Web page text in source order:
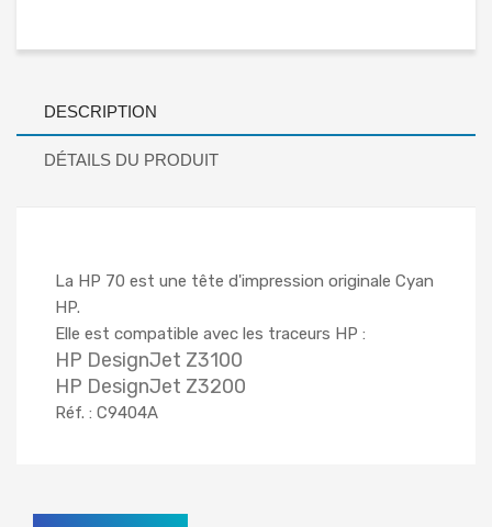
DESCRIPTION
DÉTAILS DU PRODUIT
La HP 70 est une tête d'impression originale Cyan
HP.
Elle est compatible avec les traceurs HP :
HP DesignJet Z3100
HP DesignJet Z3200
Réf. : C9404A